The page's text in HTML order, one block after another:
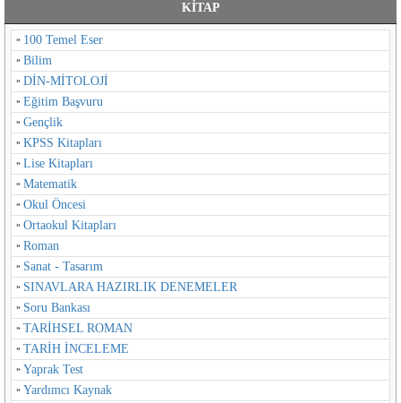
KİTAP
100 Temel Eser
Bilim
DİN-MİTOLOJİ
Eğitim Başvuru
Gençlik
KPSS Kitapları
Lise Kitapları
Matematik
Okul Öncesi
Ortaokul Kitapları
Roman
Sanat - Tasarım
SINAVLARA HAZIRLIK DENEMELER
Soru Bankası
TARİHSEL ROMAN
TARİH İNCELEME
Yaprak Test
Yardımcı Kaynak